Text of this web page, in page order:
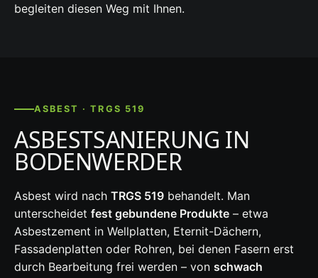
begleiten diesen Weg mit Ihnen.
ASBEST · TRGS 519
ASBESTSANIERUNG IN
BODENWERDER
Asbest wird nach TRGS 519 behandelt. Man
unterscheidet fest gebundene Produkte – etwa
Asbestzement in Wellplatten, Eternit-Dächern,
Fassadenplatten oder Rohren, bei denen Fasern erst
durch Bearbeitung frei werden – von schwach